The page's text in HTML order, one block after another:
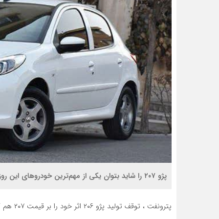
پژو ۲۰۷ را شاید بتوان یکی از مهم‌ترین خودروهای این روزها در بازار ایران دانست.
پترونفت ، توقف تولید پژو ۲۰۶ اثر خود را بر قیمت ۲۰۷ هم گذاشت.